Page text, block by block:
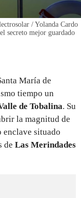
/ Yolanda Cardo
secreto mejor guardado
María de
tiempo un
de Tobalina. Su
la magnitud de
situado
de Las Merindades